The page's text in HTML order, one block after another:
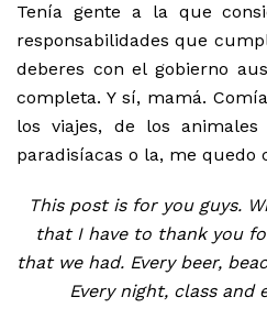
Tenía gente a la que
responsabilidades que
deberes con el gobierno
completa. Y sí, mamá.
los viajes, de los
paradisíacas o la, me quedo
This post is for you guys.
that I have to thank you
that we had. Every beer,
Every night, class and